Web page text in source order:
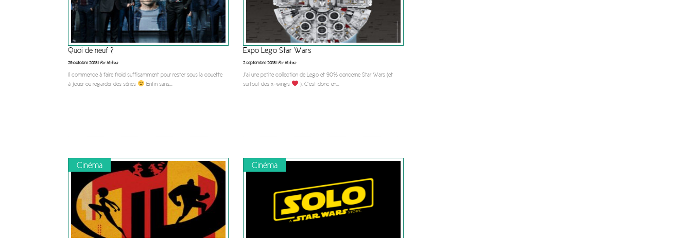
Quoi de neuf ?
29 octobre 2018 |Par Nalexa
Il commence à faire froid suffisamment pour rester sous la couette
à jouer ou regarder des séries
Enfin sans...
Expo Lego Star Wars
2 septembre 2018 |Par Nalexa
J’ai une petite collection de Lego et 90% concerne Star Wars (et
surtout des x-wings
). C’est donc en...
Cinéma Cinéma